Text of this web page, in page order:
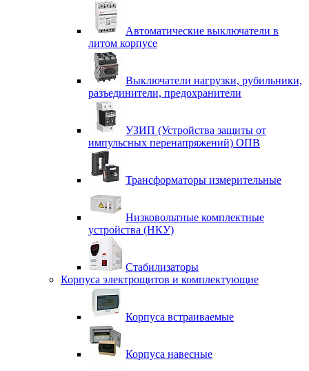
Автоматические выключатели в
литом корпусе
Выключатели нагрузки, рубильники,
разъединители, предохранители
УЗИП (Устройства защиты от
импульсных перенапряжений) ОПВ
Трансформаторы измерительные
Низковольтные комплектные
устройства (НКУ)
Стабилизаторы
Корпуса электрощитов и комплектующие
Корпуса встраиваемые
Корпуса навесные